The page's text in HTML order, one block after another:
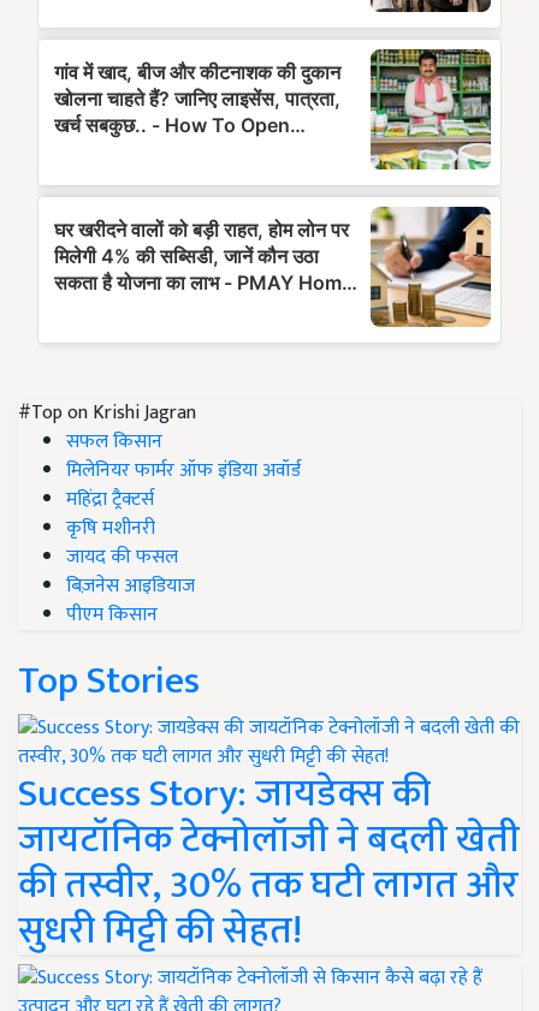
#Top on Krishi Jagran
सफल किसान
मिलेनियर फार्मर ऑफ इंडिया अवॉर्ड
महिंद्रा ट्रैक्टर्स
कृषि मशीनरी
जायद की फसल
बिज़नेस आइडियाज
पीएम किसान
Top Stories
Success Story: जायडेक्स की
जायटॉनिक टेक्नोलॉजी ने बदली खेती
की तस्वीर, 30% तक घटी लागत और
सुधरी मिट्टी की सेहत!